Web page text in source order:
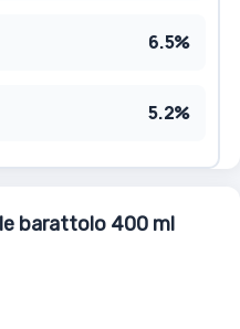
6.5%
5.2%
barattolo 400 ml